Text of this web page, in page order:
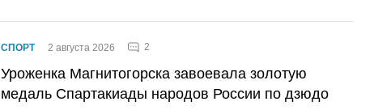
СПОРТ 2 августа 2026 2
Уроженка Магнитогорска завоевала золотую
медаль Спартакиады народов России по дзюдо